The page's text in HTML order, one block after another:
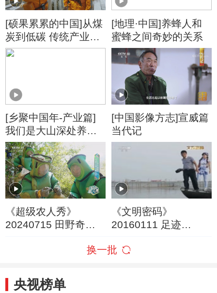
[硕果累累的中国]从煤
炭到低碳 传统产业科
技“突围”
[地理·中国]养蜂人和
蜜蜂之间奇妙的关系
[乡聚中国年-产业篇]
我们是大山深处养蜂
人
[中国影像方志]宣威篇
当代记
《超级农人秀》
20240715 田野奇遇·
《文明密码》
20160111 足迹
换一批
央视榜单